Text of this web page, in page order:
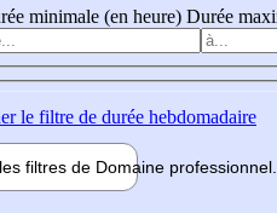
minimale (en heure) Durée
le filtre de durée hebdomadaire
filtres de Domaine professionnel